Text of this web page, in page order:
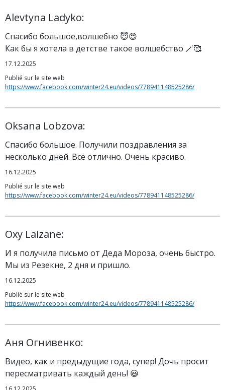
Alevtyna Ladyko:
Спасибо большое,волшебно 😇😍
Как бы я хотела в детстве такое волшебство 🪄🥰
17.12.2025
Publié sur le site web
https://www.facebook.com/winter24.eu/videos/778941148525286/
Oksana Lobzova:
Спасибо большое. Получили поздравления за
несколько дней. Всё отлично. Очень красиво.
16.12.2025
Publié sur le site web
https://www.facebook.com/winter24.eu/videos/778941148525286/
Oxy Laizane:
И я получила письмо от Деда Мороза, очень быстро.
Мы из Резекне, 2 дня и пришло.
16.12.2025
Publié sur le site web
https://www.facebook.com/winter24.eu/videos/778941148525286/
Аня Огнивенко:
Видео, как и предыдущие года, супер! Дочь просит
пересматривать каждый день! 😃